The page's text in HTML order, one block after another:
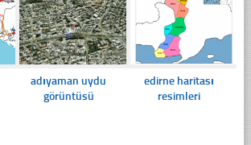
adıyaman uydu
görüntüsü
edirne haritası
resimleri